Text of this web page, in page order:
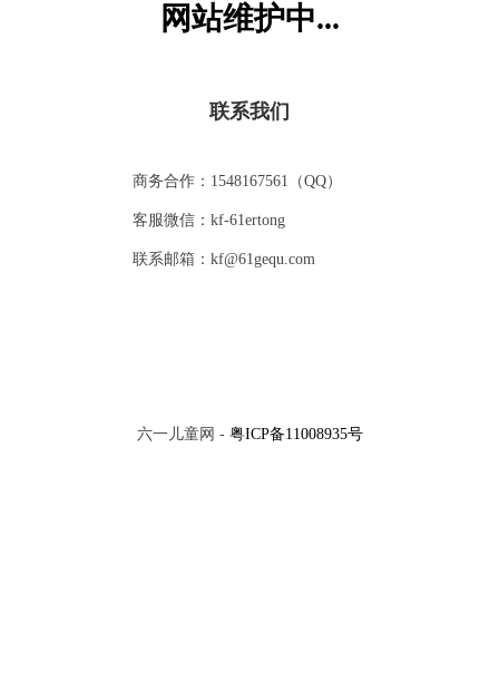
网站维护中...
联系我们
商务合作：1548167561（QQ）
客服微信：kf-61ertong
联系邮箱：kf@61gequ.com
六一儿童网 - 粤ICP备11008935号